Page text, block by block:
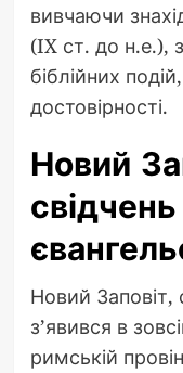
вивчаючи
(IX ст. до н.е.),
біблійних
достовірності.
Новий
Новий Заповіт,
з’явився в
римській